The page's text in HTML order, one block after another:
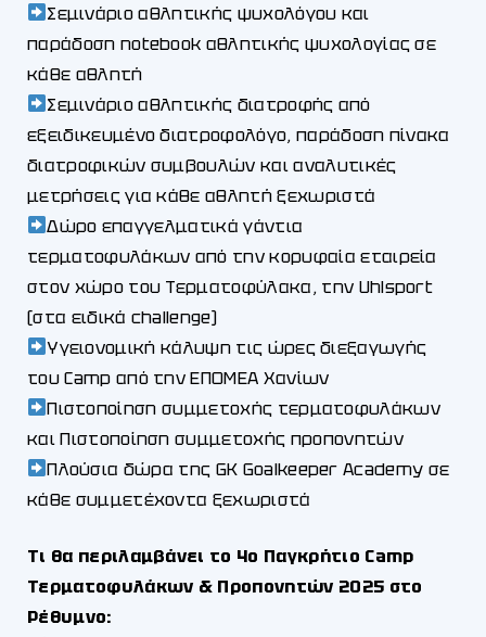
Σεμινάριο αθλητικής ψυχολόγου και
παράδοση notebook αθλητικής ψυχολογίας σε
κάθε αθλητή
Σεμινάριο αθλητικής διατροφής από
εξειδικευμένο διατροφολόγο, παράδοση πίνακα
διατροφικών συμβουλών και αναλυτικές
μετρήσεις για κάθε αθλητή ξεχωριστά
Δώρο επαγγελματικά γάντια
τερματοφυλάκων από την κορυφαία εταιρεία
στον χώρο του Τερματοφύλακα, την Uhlsport
(στα ειδικά challenge)
Υγειονομική κάλυψη τις ώρες διεξαγωγής
του Camp από την ΕΠΟΜΕΑ Χανίων
Πιστοποίηση συμμετοχής τερματοφυλάκων
και Πιστοποίηση συμμετοχής προπονητών
Πλούσια δώρα της GK Goalkeeper Academy σε
κάθε συμμετέχοντα ξεχωριστά
Τι θα περιλαμβάνει το 4o Παγκρήτιο Camp
Τερματοφυλάκων & Προπονητών 2025 στο
Ρέθυμνο: